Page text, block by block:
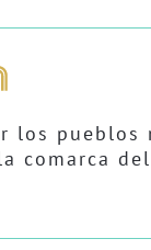
los pueblos
comarca del